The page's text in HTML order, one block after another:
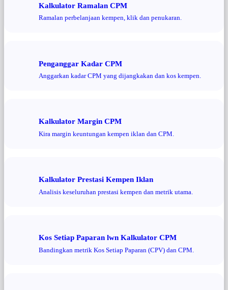
Kalkulator Ramalan CPM
Ramalan perbelanjaan kempen, klik dan penukaran.
Penganggar Kadar CPM
Anggarkan kadar CPM yang dijangkakan dan kos kempen.
Kalkulator Margin CPM
Kira margin keuntungan kempen iklan dan CPM.
Kalkulator Prestasi Kempen Iklan
Analisis keseluruhan prestasi kempen dan metrik utama.
Kos Setiap Paparan lwn Kalkulator CPM
Bandingkan metrik Kos Setiap Paparan (CPV) dan CPM.